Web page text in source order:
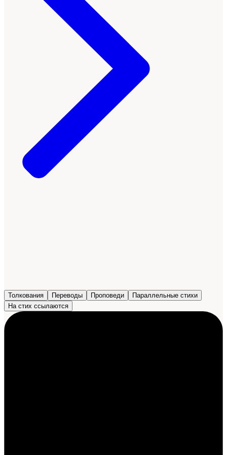
Толкования Переводы Проповеди
Параллельные стихи
На стих ссылаются